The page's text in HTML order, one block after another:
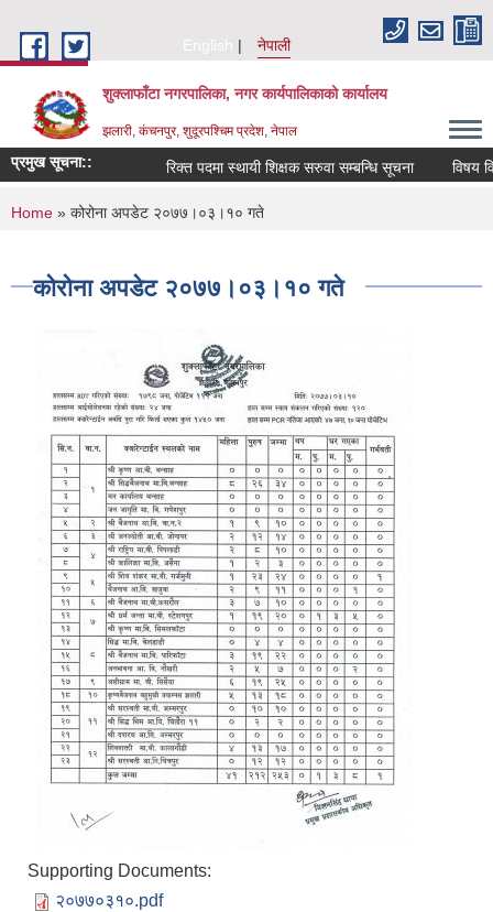
English
नेपाली
शुक्लाफाँटा नगरपालिका, नगर कार्यपालिकाको कार्यालय
झलारी, कंचनपुर, शुदूरपश्चिम प्रदेश, नेपाल
प्रमुख सूचना:: रिक्त पदमा स्थायी शिक्षक सरुवा सम्बन्धि सूचना विषय
You are here
Home » कोरोना अपडेट २०७७।०३।१० गते
कोरोना अपडेट २०७७।०३।१० गते
Supporting Documents:
२०७७०३१०.pdf